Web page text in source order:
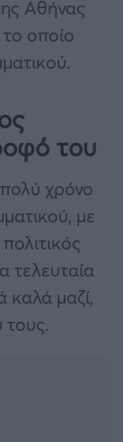
Αθήνας
οποίο
του
χρόνο
με
τελευταία
καλά μαζί,
τους.